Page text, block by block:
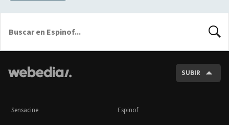
SUBIR
Sensacine Espinof